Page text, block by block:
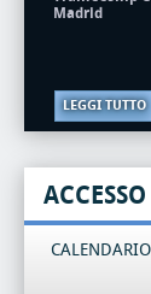
Madrid
LEGGI TUTTO